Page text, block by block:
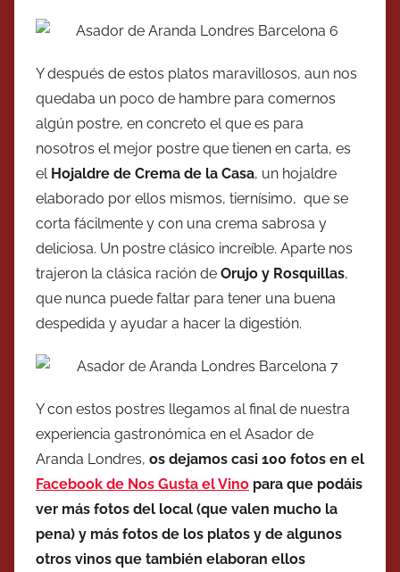
Y después de estos platos maravillosos, aun nos
quedaba un poco de hambre para comernos
algún postre, en concreto el que es para
nosotros el mejor postre que tienen en carta, es
el Hojaldre de Crema de la Casa, un hojaldre
elaborado por ellos mismos, tiernísimo, que se
corta fácilmente y con una crema sabrosa y
deliciosa. Un postre clásico increíble. Aparte nos
trajeron la clásica ración de Orujo y Rosquillas,
que nunca puede faltar para tener una buena
despedida y ayudar a hacer la digestión.
Y con estos postres llegamos al final de nuestra
experiencia gastronómica en el Asador de
Aranda Londres, os dejamos casi 100 fotos en el
Facebook de Nos Gusta el Vino para que podáis
ver más fotos del local (que valen mucho la
pena) y más fotos de los platos y de algunos
otros vinos que también elaboran ellos